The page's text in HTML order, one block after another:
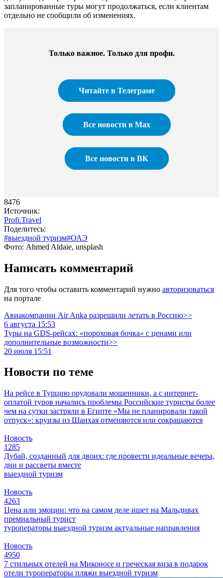
запланированные туры могут продолжаться, если клиентам
отдельно не сообщили об изменениях.
Только важное. Только для профи.​
Читайте в Телеграме
Все новости в Max
Все новости в ВК
8476
Источник:
Profi.Travel
Поделитесь:
#выездной туризм#ОАЭ
Фото: Ahmed Aldaie, unsplash
Написать комментарий
Для того чтобы оставить комментарий нужно авторизоваться
на портале
Авиакомпании Air Anka разрешили летать в Россию>>
6 августа 15:53
Туры на GDS-рейсах: «пороховая бочка» с ценами или
дополнительные возможности>>
20 июля 15:51
Новости по теме
На рейсе в Турцию орудовали мошенники, а с интернет-
оплатой туров начались проблемы Российские туристы более
чем на сутки застряли в Египте «Мы не планировали такой
отпуск»: круизы из Шанхая отменяются или сокращаются
Новость
1285
Дубай, созданный для двоих: где провести идеальные вечера,
дни и рассветы вместе
выездной туризм
Новость
4263
Цена или эмоции: что на самом деле ищет на Мальдивах
премиальный турист
туроператоры выездной туризм актуальные направления
Новость
4950
7 стильных отелей на Миконосе и греческая виза в подарок
отели туроператоры пляжи выездной туризм